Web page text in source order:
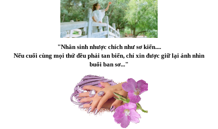
"Nhân sinh nhược chích như sơ kiến....
Nếu cuối cùng mọi thứ đều phải tan biến, chỉ xin được giữ lại ánh nhìn
buổi ban sơ..."